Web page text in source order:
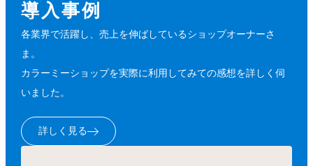
導入事例
各業界で活躍し、売上を伸ばしているショップオーナーさ
ま。
カラーミーショップを実際に利用してみての感想を詳しく伺
いました。
詳しく見る